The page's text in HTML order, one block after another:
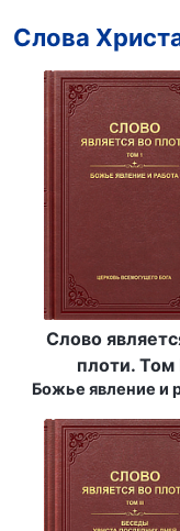
Слова
Слово
плоти. Том
Божье явление и